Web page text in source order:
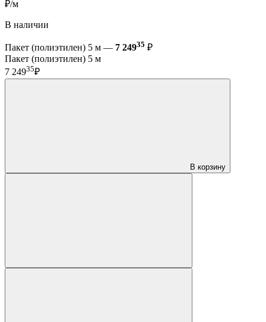
₽/м
В наличии
Пакет (полиэтилен) 5 м — 7 24935 ₽
Пакет (полиэтилен) 5 м
7 24935₽
В корзину